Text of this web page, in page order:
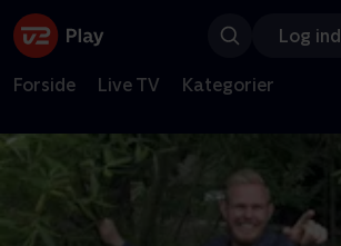
Log ind
Forside Live TV Kategorier